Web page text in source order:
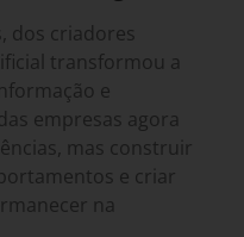
dos criadores
transformou a
e
empresas agora
mas construir
e criar
na